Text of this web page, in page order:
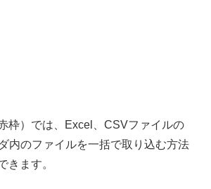
枠）では、Excel、CSVファイルの
内のファイルを一括で取り込む方法
きます。